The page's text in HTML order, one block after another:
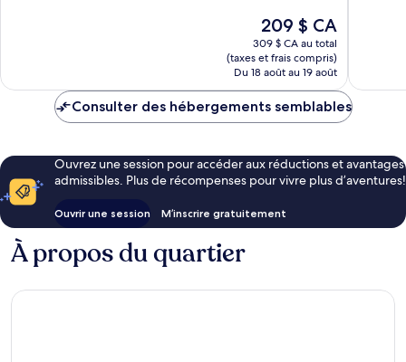
Le
prix
est
de
209 $ CA
209 $ CA
309 $ CA au total
(taxes et frais compris)
Du 18 août au 19 août
Consulter des hébergements semblables
Ouvrez une session pour accéder aux réductions et avantages
admissibles. Plus de récompenses pour vivre plus d’aventures!
Ouvrir une session M’inscrire gratuitement
À propos du quartier